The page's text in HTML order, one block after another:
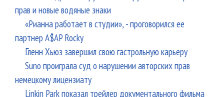
прав и новые водяные знаки
«Рианна работает в студии», - проговорился ее
партнер A$AP Rocky
Гленн Хьюз завершил свою гастрольную карьеру
Suno проиграла суд о нарушении авторских прав
немецкому лицензиату
Linkin Park показал трейлер документального фильма